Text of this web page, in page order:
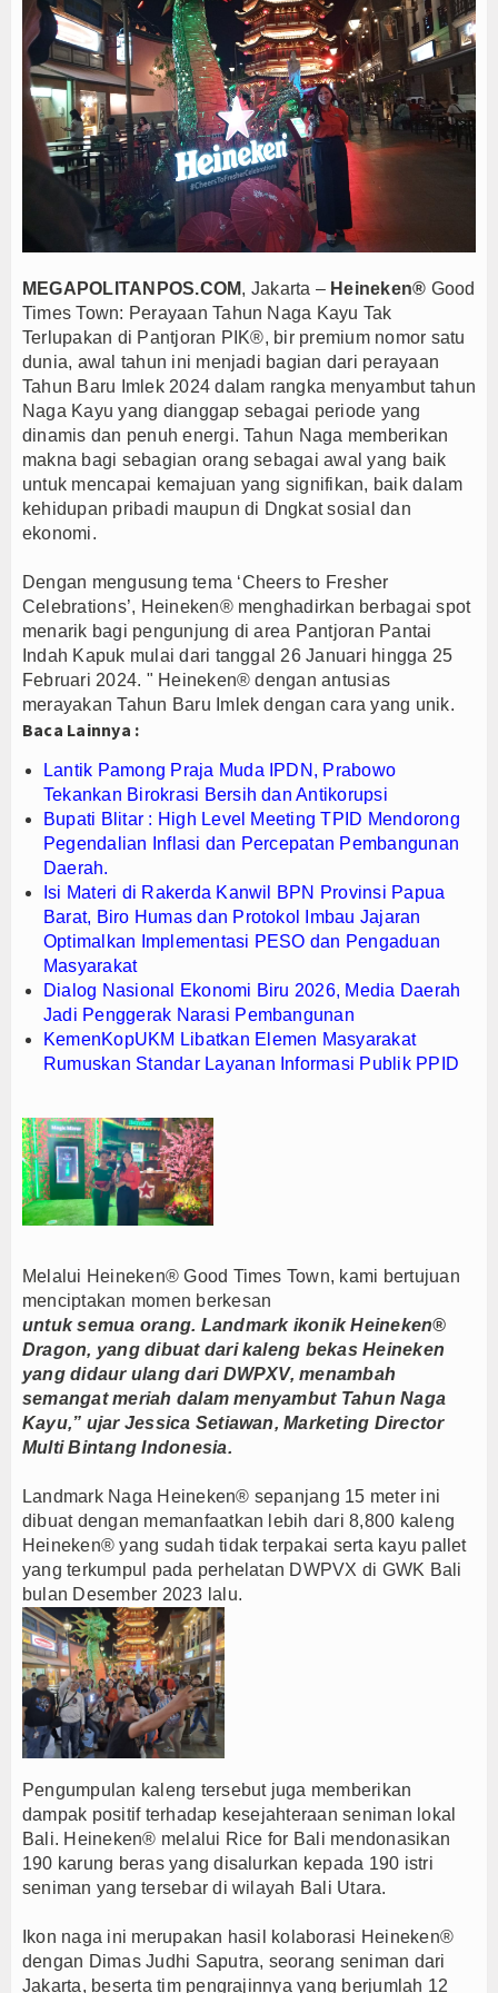
Anto Febrianto Tantang Pemuda Majalengka :
Interupsi PDIP Warnai Paripurna APBD
Bupati Majalengka Beberkan Hasil Paripurna
APBD Majalengka 2026 Naik Jadi Rp 3,14 Triliun,
Persib Gagal Juara, Ateng Sutisna Ajak
Bupati Majalengka Ajak Ribuan Bobotoh
Menteri UMKM Dorong APPI Perkuat Pasar
Bupati Barito Utara Hadiri Rakor Pemerintahan
Kaji Tiru ke Bantul, Pemkab Barito Utara Dalami
Anto Febrianto Tantang Pemuda Majalengka :
Interupsi PDIP Warnai Paripurna APBD
Bupati Majalengka Beberkan Hasil Paripurna
APBD Majalengka 2026 Naik Jadi Rp 3,14 Triliun,
Persib Gagal Juara, Ateng Sutisna Ajak
Bupati Majalengka Ajak Ribuan Bobotoh Doakan
Menteri UMKM Dorong APPI Perkuat Pasar
MEGAPOLITANPOS.COM, Jakarta – Heineken® Good
Times Town: Perayaan Tahun Naga Kayu Tak
Terlupakan di Pantjoran PIK®, bir premium nomor satu
dunia, awal tahun ini menjadi bagian dari perayaan
Tahun Baru Imlek 2024 dalam rangka menyambut tahun
Naga Kayu yang dianggap sebagai periode yang
dinamis dan penuh energi. Tahun Naga memberikan
makna bagi sebagian orang sebagai awal yang baik
untuk mencapai kemajuan yang signifikan, baik dalam
kehidupan pribadi maupun di Dngkat sosial dan
ekonomi.
Dengan mengusung tema ‘Cheers to Fresher
Celebrations’, Heineken® menghadirkan berbagai spot
menarik bagi pengunjung di area Pantjoran Pantai
Indah Kapuk mulai dari tanggal 26 Januari hingga 25
Februari 2024. " Heineken® dengan antusias
merayakan Tahun Baru Imlek dengan cara yang unik.
Baca Lainnya :
Lantik Pamong Praja Muda IPDN, Prabowo
Tekankan Birokrasi Bersih dan Antikorupsi
Bupati Blitar : High Level Meeting TPID Mendorong
Pegendalian Inflasi dan Percepatan Pembangunan
Daerah.
Isi Materi di Rakerda Kanwil BPN Provinsi Papua
Barat, Biro Humas dan Protokol Imbau Jajaran
Optimalkan Implementasi PESO dan Pengaduan
Masyarakat
Dialog Nasional Ekonomi Biru 2026, Media Daerah
Jadi Penggerak Narasi Pembangunan
KemenKopUKM Libatkan Elemen Masyarakat
Rumuskan Standar Layanan Informasi Publik PPID
Melalui Heineken® Good Times Town, kami bertujuan
menciptakan momen berkesan
untuk semua orang. Landmark ikonik Heineken®
Dragon, yang dibuat dari kaleng bekas Heineken
yang didaur ulang dari DWPXV, menambah
semangat meriah dalam menyambut Tahun Naga
Kayu,” ujar Jessica Setiawan, Marketing Director
Multi Bintang Indonesia.
Landmark Naga Heineken® sepanjang 15 meter ini
dibuat dengan memanfaatkan lebih dari 8,800 kaleng
Heineken® yang sudah tidak terpakai serta kayu pallet
yang terkumpul pada perhelatan DWPVX di GWK Bali
bulan Desember 2023 lalu.
Pengumpulan kaleng tersebut juga memberikan
dampak positif terhadap kesejahteraan seniman lokal
Bali. Heineken® melalui Rice for Bali mendonasikan
190 karung beras yang disalurkan kepada 190 istri
seniman yang tersebar di wilayah Bali Utara.
Ikon naga ini merupakan hasil kolaborasi Heineken®
dengan Dimas Judhi Saputra, seorang seniman dari
Jakarta, beserta tim pengrajinnya yang berjumlah 12